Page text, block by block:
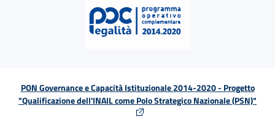
PON Governance e Capacità Istituzionale 2014-2020 - Progetto
"Qualificazione dell'INAIL come Polo Strategico Nazionale (PSN)"